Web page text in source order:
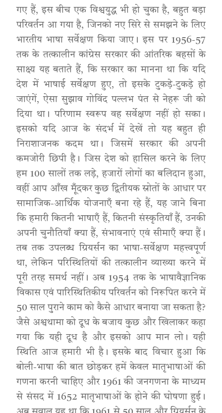
गए हैं, इस बीच एक विश्वयुद्ध भी हो चुका है, बहुत बड़ा
परिवर्तन आ गया है, जिनको नए सिरे से समझने के लिए
भारतीय भाषा सर्वेक्षण किया जाए। इस पर 1956-57
तक के तत्कालीन कांग्रेस सरकार की आंतरिक बहसों के
साक्ष्य यह बताते हैं, कि सरकार का मानना था कि यदि
देश में भाषाई सर्वेक्षण हुए, तो इसके टुकड़े-टुकड़े हो
जाएंगें, ऐसा सुझाव गोविंद पल्लभ पंत से नेहरू जी को
दिया था। परिणाम स्वरूप वह सर्वेक्षण नहीं हो सका।
इसको यदि आज के संदर्भ में देखें तो यह बहुत ही
निराशाजनक कदम था। जिसमें सरकार की अपनी
कमजोरी छिपी है। जिस देश को हासिल करने के लिए
हम 100 सालों तक लड़े, हजारों लोगों का बलिदान हुआ,
वहीं आप आँख मूँदकर कुछ द्वितीयक स्रोतों के आधार पर
सामाजिक-आर्थिक योजनाएँ बना रहे हैं, यह जाने बिना
कि हमारी कितनी भाषाएँ हैं, कितनी संस्कृतियाँ हैं, उनकी
अपनी चुनौतियाँ क्या हैं, संभावनाएं एवं सीमाएँ क्या हैं।
तब तक उपलब्ध ग्रियर्सन का भाषा-सर्वेक्षण महत्त्वपूर्ण
था, लेकिन परिस्थितियों की तत्कालीन व्याख्या करने में
पूरी तरह समर्थ नहीं। अब 1954 तक के भाषावैज्ञानिक
विकास एवं पारिस्थितिकीय परिवर्तन को निरूपित करने में
50 साल पुराने काम को कैसे आधार बनाया जा सकता है?
जैसे अश्वथामा को दूध के बजाय कुछ और खिलाकर कहा
गया कि यही दूध है और इसको आप मान लो। यही
स्थिति आज हमारी भी है। इसके बाद विचार हुआ कि
बोली-भाषा की बात छोड़कर हमें केवल मातृभाषाओं की
गणना करनी चाहिए और 1961 की जनगणना के माध्यम
से संसद में 1652 मातृभाषाओं के होने की घोषणा हुई।